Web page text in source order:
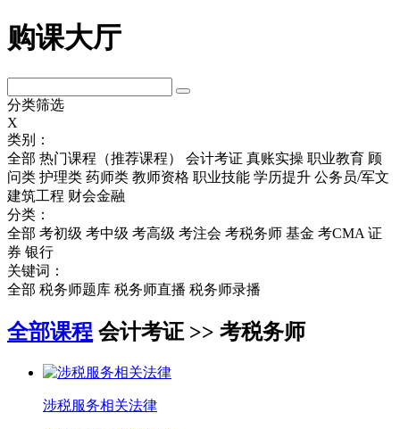
购课大厅
分类筛选
X
类别：
全部 热门课程（推荐课程） 会计考证 真账实操 职业教育 顾
问类 护理类 药师类 教师资格 职业技能 学历提升 公务员/军文
建筑工程 财会金融
分类：
全部 考初级 考中级 考高级 考注会 考税务师 基金 考CMA 证
券 银行
关键词：
全部 税务师题库 税务师直播 税务师录播
全部课程 会计考证 >> 考税务师
涉税服务相关法律